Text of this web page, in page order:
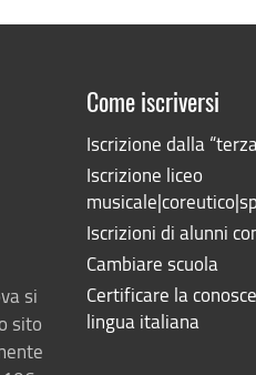
si
sito
Come iscriversi
Iscrizione dalla
Iscrizione liceo
Iscrizioni di alunni
Cambiare scuola
Certificare la
lingua italiana